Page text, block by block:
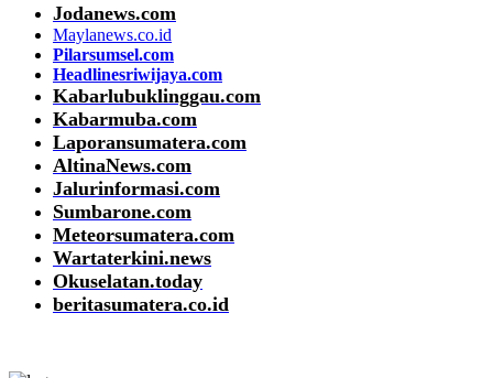
Jodanews.com
Maylanews.co.id
Pilarsumsel.com
Headlinesriwijaya.com
Kabarlubuklinggau.com
Kabarmuba.com
Laporansumatera.com
AltinaNews.com
Jalurinformasi.com
Sumbarone.com
Meteorsumatera.com
Wartaterkini.news
Okuselatan.today
beritasumatera.co.id